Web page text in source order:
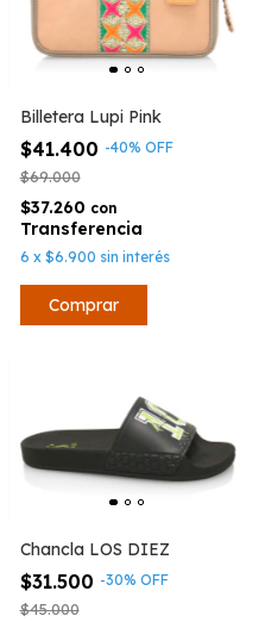
Billetera Lupi Pink
$41.400 -40% OFF
$69.000
$37.260 con
6 x $6.900 sin interés
Chancla LOS DIEZ
$31.500 -30% OFF
$45.000